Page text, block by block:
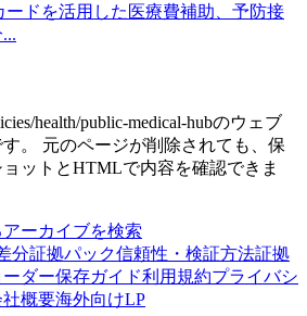
ドを活用した医療費補助、予防接
...
health/public-medical-hubのウェブ
。
元のページが削除されても、保
ットとHTMLで内容を確認できま
アーカイブを検索
分証拠パック信頼性・検証方法証拠
ダー保存ガイド利用規約プライバシ
社概要海外向けLP